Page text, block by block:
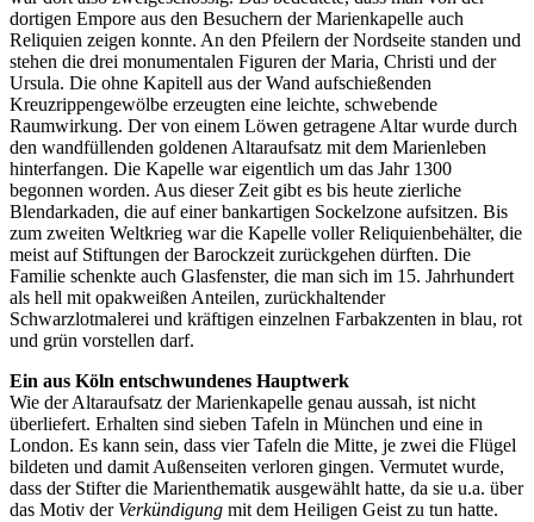
dortigen Empore aus den Besuchern der Marienkapelle auch
Reliquien zeigen konnte. An den Pfeilern der Nordseite standen und
stehen die drei monumentalen Figuren der Maria, Christi und der
Ursula. Die ohne Kapitell aus der Wand aufschießenden
Kreuzrippengewölbe erzeugten eine leichte, schwebende
Raumwirkung. Der von einem Löwen getragene Altar wurde durch
den wandfüllenden goldenen Altaraufsatz mit dem Marienleben
hinterfangen. Die Kapelle war eigentlich um das Jahr 1300
begonnen worden. Aus dieser Zeit gibt es bis heute zierliche
Blendarkaden, die auf einer bankartigen Sockelzone aufsitzen. Bis
zum zweiten Weltkrieg war die Kapelle voller Reliquienbehälter, die
meist auf Stiftungen der Barockzeit zurückgehen dürften. Die
Familie schenkte auch Glasfenster, die man sich im 15. Jahrhundert
als hell mit opakweißen Anteilen, zurückhaltender
Schwarzlotmalerei und kräftigen einzelnen Farbakzenten in blau, rot
und grün vorstellen darf.
Ein aus Köln entschwundenes Hauptwerk
Wie der Altaraufsatz der Marienkapelle genau aussah, ist nicht
überliefert. Erhalten sind sieben Tafeln in München und eine in
London. Es kann sein, dass vier Tafeln die Mitte, je zwei die Flügel
bildeten und damit Außenseiten verloren gingen. Vermutet wurde,
dass der Stifter die Marienthematik ausgewählt hatte, da sie u.a. über
das Motiv der Verkündigung mit dem Heiligen Geist zu tun hatte.